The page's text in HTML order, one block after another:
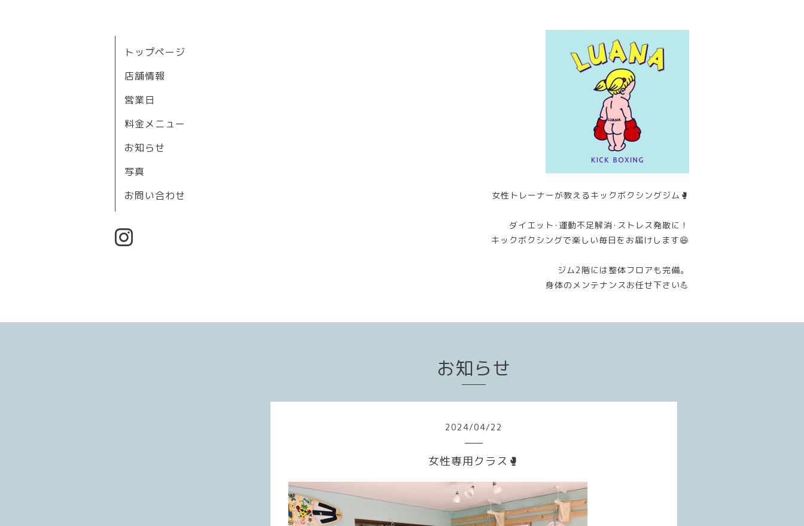
女性トレーナーが教えるキックボクシングジム🥊
ダイエット･運動不足解消･ストレス発散に！
キックボクシングで楽しい毎日をお届けします😆
ジム2階には整体フロアも完備。
身体のメンテナンスお任せ下さい💪
トップページ
店舗情報
営業日
料金メニュー
お知らせ
写真
お問い合わせ
お知らせ
2024/04/22
女性専用クラス🥊